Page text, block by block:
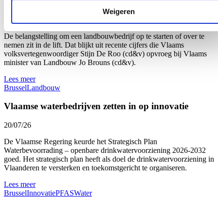
Weigeren
De belangstelling om een landbouwbedrijf op te starten of over te
nemen zit in de lift. Dat blijkt uit recente cijfers die Vlaams
volksvertegenwoordiger Stijn De Roo (cd&v) opvroeg bij Vlaams
minister van Landbouw Jo Brouns (cd&v).
Lees meer
BrusselLandbouw
Vlaamse waterbedrijven zetten in op innovatie
20/07/26
De Vlaamse Regering keurde het Strategisch Plan
Waterbevoorrading – openbare drinkwatervoorziening 2026-2032
goed. Het strategisch plan heeft als doel de drinkwatervoorziening in
Vlaanderen te versterken en toekomstgericht te organiseren.
Lees meer
BrusselInnovatiePFASWater